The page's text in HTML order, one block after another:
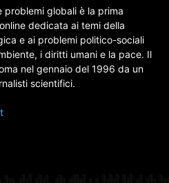
problemi globali è la prima
dedicata ai temi della
e ai problemi politico-sociali
i diritti umani e la pace. Il
nel gennaio del 1996 da un
scientifici.